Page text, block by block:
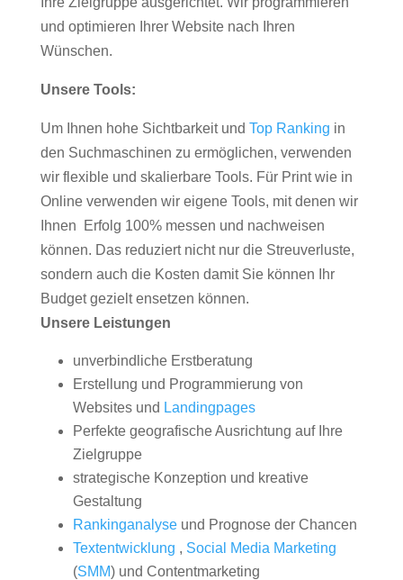
und optimieren Ihrer Website nach Ihren
Wünschen.
Unsere Tools:
Um Ihnen hohe Sichtbarkeit und Top Ranking in
den Suchmaschinen zu ermöglichen, verwenden
wir flexible und skalierbare Tools. Für Print wie in
Online verwenden wir eigene Tools, mit denen wir
Ihnen Erfolg 100% messen und nachweisen
können. Das reduziert nicht nur die Streuverluste,
sondern auch die Kosten damit Sie können Ihr
Budget gezielt ensetzen können.
Unsere Leistungen
unverbindliche Erstberatung
Erstellung und Programmierung von
Websites und Landingpages
Perfekte geografische Ausrichtung auf Ihre
Zielgruppe
strategische Konzeption und kreative
Gestaltung
Rankinganalyseund Prognose der Chancen
Textentwicklung , Social Media Marketing
(SMM) und Contentmarketing